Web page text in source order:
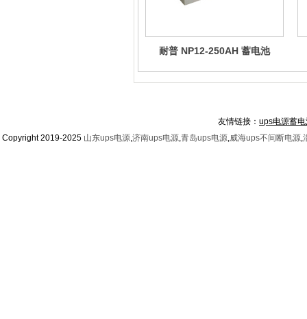
耐普 NP12-250AH 蓄电池
友情链接： ups电源蓄
Copyright 2019-2025 山东ups电源,济南ups电源,青岛ups电源,威海ups不间断电源,